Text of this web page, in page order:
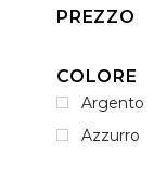
PREZZO
COLORE
Argento
Azzurro